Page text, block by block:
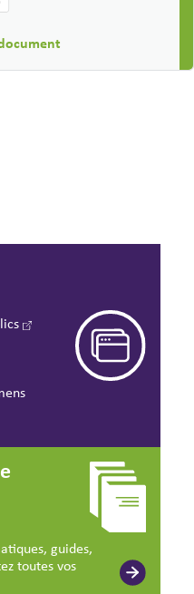
guides,
toutes vos